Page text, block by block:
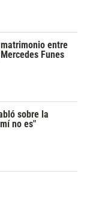
entre
Funes
sobre la
no es"